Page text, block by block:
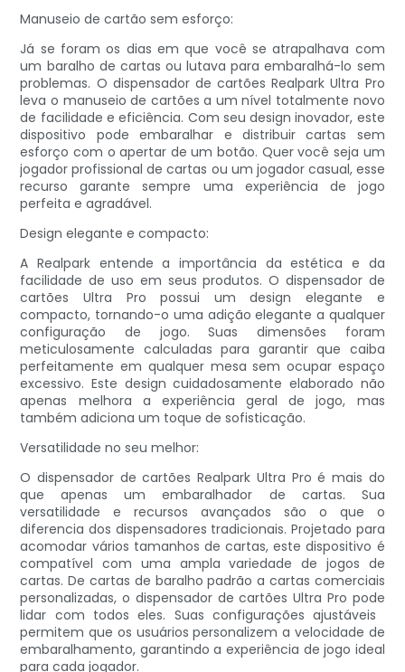
Manuseio de cartão sem esforço:
Já se foram os dias em que você se atrapalhava com
um baralho de cartas ou lutava para embaralhá-lo sem
problemas. O dispensador de cartões Realpark Ultra Pro
leva o manuseio de cartões a um nível totalmente novo
de facilidade e eficiência. Com seu design inovador, este
dispositivo pode embaralhar e distribuir cartas sem
esforço com o apertar de um botão. Quer você seja um
jogador profissional de cartas ou um jogador casual, esse
recurso garante sempre uma experiência de jogo
perfeita e agradável.
Design elegante e compacto:
A Realpark entende a importância da estética e da
facilidade de uso em seus produtos. O dispensador de
cartões Ultra Pro possui um design elegante e
compacto, tornando-o uma adição elegante a qualquer
configuração de jogo. Suas dimensões foram
meticulosamente calculadas para garantir que caiba
perfeitamente em qualquer mesa sem ocupar espaço
excessivo. Este design cuidadosamente elaborado não
apenas melhora a experiência geral de jogo, mas
também adiciona um toque de sofisticação.
Versatilidade no seu melhor:
O dispensador de cartões Realpark Ultra Pro é mais do
que apenas um embaralhador de cartas. Sua
versatilidade e recursos avançados são o que o
diferencia dos dispensadores tradicionais. Projetado para
acomodar vários tamanhos de cartas, este dispositivo é
compatível com uma ampla variedade de jogos de
cartas. De cartas de baralho padrão a cartas comerciais
personalizadas, o dispensador de cartões Ultra Pro pode
lidar com todos eles. Suas configurações ajustáveis ​​
permitem que os usuários personalizem a velocidade de
embaralhamento, garantindo a experiência de jogo ideal
para cada jogador.